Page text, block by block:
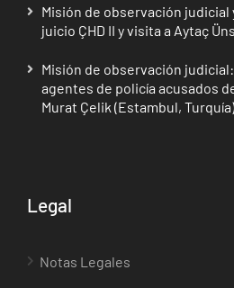
Misión de observación judicial
juicio ÇHD II y visita a Aytaç
Misión de observación
agentes de policía acusados
Murat Çelik (Estambul, Turquía)
Legal
Notas Legales